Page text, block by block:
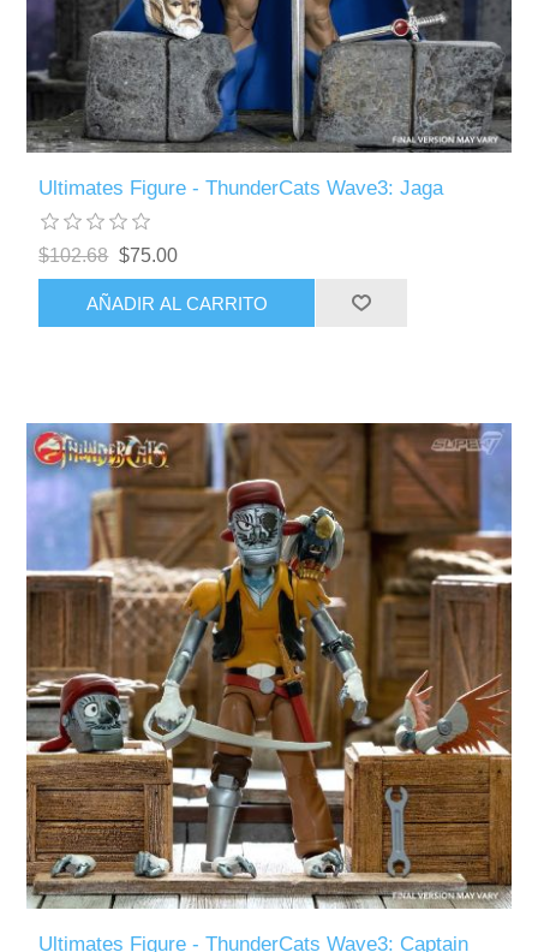
Ultimates Figure - ThunderCats Wave3: Jaga
$102.68 $75.00
AÑADIR AL CARRITO
Ultimates Figure - ThunderCats Wave3: Captain